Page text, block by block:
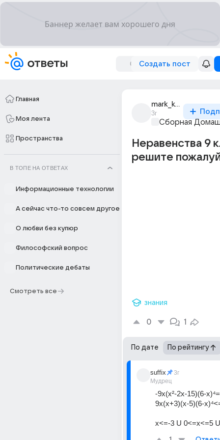
Создать пост
Главная
Моя лента
Пространства
В ТОПЕ НА ОТВЕТАХ
Информационные технологии
А сейчас что-то совсем другое
О любви без купюр
Философский вопрос
Политические дебаты
Смотреть все
mark_komarovskii_2
3г
Сборная
Неравенства 9
решите
знания
0 1
По дате По рейтингу
suffix
Мудрец
3г
-9х(х²-2х-15)(6-
9x(x+3)(x-5)(6-
x<=-3 U 0<=x<=5